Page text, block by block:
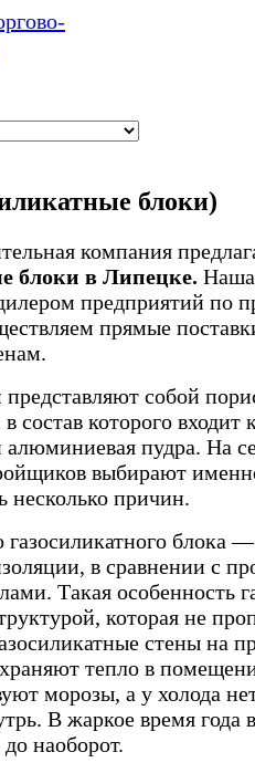
блоки)
компания
блоки в Липецке.
предприятий по
прямые
представляют собой
состав которого входит
алюминиевая пудра. На
выбирают
несколько причин.
блока
в сравнении с
Такая особенность
которая не
стены на
тепло в
морозы, а у холода
В жаркое время года
наоборот.